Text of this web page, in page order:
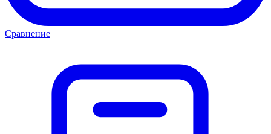
Сравнение